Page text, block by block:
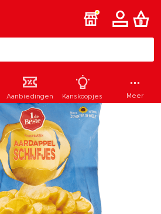
Aanbiedingen Kanskoopjes Meer